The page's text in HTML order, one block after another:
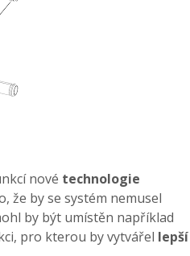
nové technologie
že by se systém nemusel
by být umístěn například
pro kterou by vytvářel lepší